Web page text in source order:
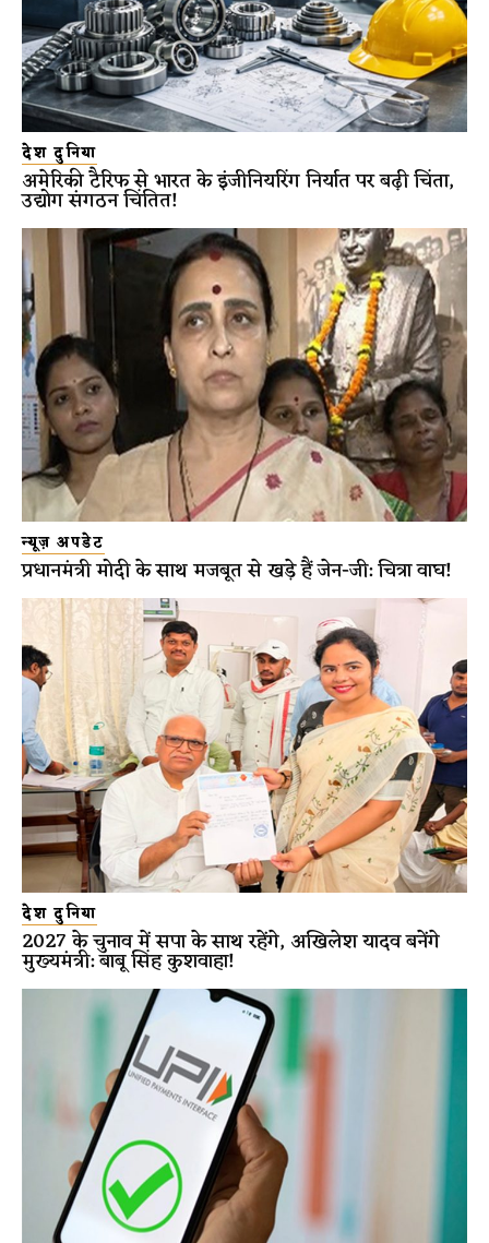
देश दुनिया
अमेरिकी टैरिफ से भारत के इंजीनियरिंग निर्यात पर बढ़ी चिंता,
उद्योग संगठन चिंतित!
न्यूज़ अपडेट
प्रधानमंत्री मोदी के साथ मजबूत से खड़े हैं जेन-जी: चित्रा वाघ!
देश दुनिया
2027 के चुनाव में सपा के साथ रहेंगे, अखिलेश यादव बनेंगे
मुख्यमंत्री: बाबू सिंह कुशवाहा!